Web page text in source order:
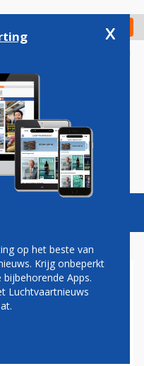
Check in
Vacatures
MAX'EN
x
op het beste van
Krijg onbeperkt
Apps.
Luchtvaartnieuws